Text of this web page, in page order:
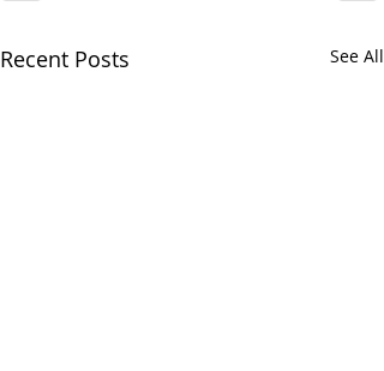
Recent Posts See All